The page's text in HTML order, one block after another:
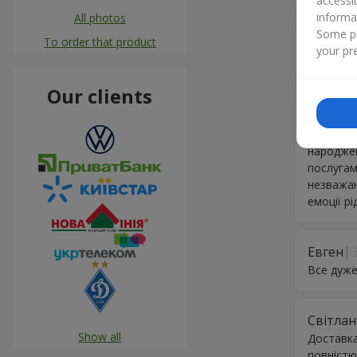
Олег
Наталия
емоції
Евген
Все
All photos
To order that product
Our clients
Show all
Some
your